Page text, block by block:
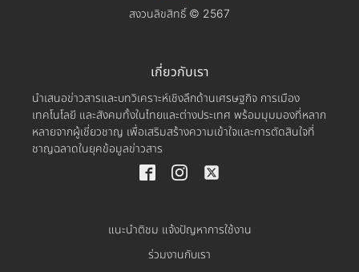
สงวนลิขสิทธิ์ © 2567
เกี่ยวกับเรา
นำเสนอข่าวสารและบทวิเคราะห์เชิงลึกด้านเศรษฐกิจ การเมือง
เทคโนโลยี และสังคมทั้งในไทยและต่างประเทศ พร้อมมุมมองที่หลาก
หลายจากผู้เชี่ยวชาญ เพื่อเสริมสร้างความเข้าใจและการตัดสินใจที่
ชาญฉลาดในยุคข้อมูลข่าวสาร
แนะนำติชม แจ้งปัญหาการใช้งาน
ร่วมงานกับเรา